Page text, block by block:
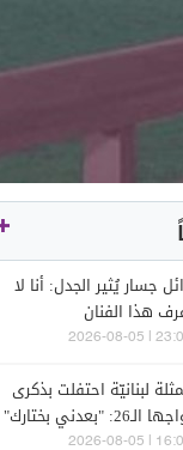
جسار يُثير الجدل: أنا لا
هذا الفنان
23:00 | 2026-
لبنانيّة احتفلت بذكرى
الـ26: "بعدني بختارك"
16:02 | 2026-